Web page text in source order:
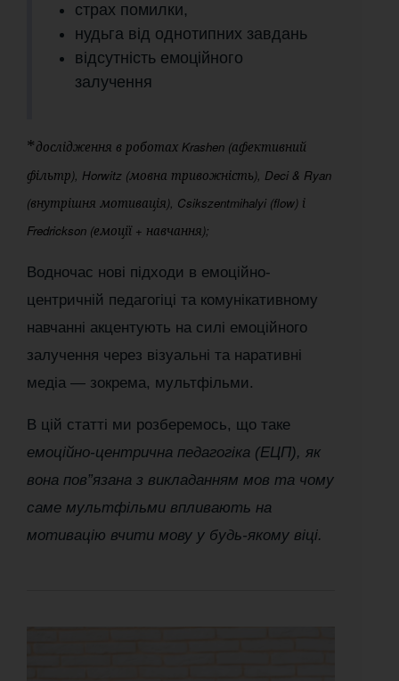
страх помилки,
нудьга від однотипних завдань
відсутність емоційного
залучення
*дослідження в роботах Krashen (афективний
фільтр), Horwitz (мовна тривожність), Deci & Ryan
(внутрішня мотивація), Csikszentmihalyi (flow) і
Fredrickson (емоції + навчання);
Водночас нові підходи в емоційно-
центричній педагогіці та комунікативному
навчанні акцентують на силі емоційного
залучення через візуальні та наративні
медіа — зокрема, мультфільми.
В цій статті ми розберемось, що таке
емоційно-центрична педагогіка (ЕЦП), як
вона пов”язана з викладанням мов та чому
саме мультфільми впливають на
мотивацію вчити мову у будь-якому віці.